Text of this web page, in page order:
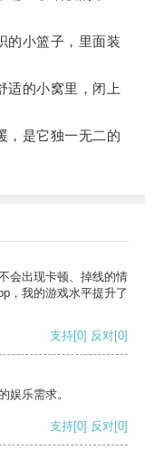
小篮子，里面装
的小窝里，闭上
是它独一无二的
会出现卡顿、掉线的情
，我的游戏水平提升了
支持[0] 反对[0]
娱乐需求。
支持[0] 反对[0]